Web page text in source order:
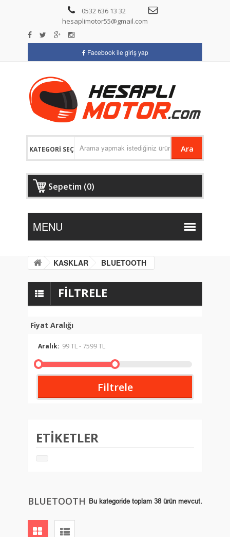
0532 636 13 32
hesaplimotor55@gmail.com
Facebook ile giriş yap
Ara
Sepetim (0)
KASKLAR BLUETOOTH
FILTRELE
Fiyat Aralığı
Aralık:
Filtrele
ETIKETLER
BLUETOOTH Bu kategoride toplam 38 ürün mevcut.